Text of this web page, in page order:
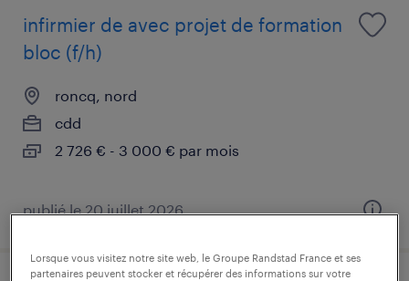
infirmier de avec projet de formation
bloc (f/h)
roncq, nord
cdd
2 726 € - 3 000 € par mois
publié le 20 juillet 2026
Lorsque vous visitez notre site web, le Groupe Randstad France et ses
partenaires peuvent stocker et récupérer des informations sur votre